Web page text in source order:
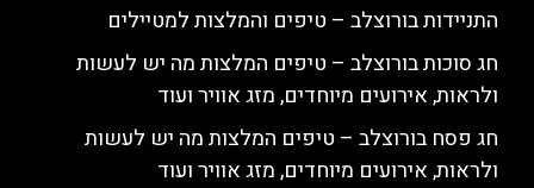
התניידות בורוצלב – טיפים והמלצות למטיילים
חג סוכות בורוצלב – טיפים המלצות מה יש לעשות
ולראות, אירועים מיוחדים, מזג אוויר ועוד
חג פסח בורוצלב – טיפים המלצות מה יש לעשות
ולראות, אירועים מיוחדים, מזג אוויר ועוד